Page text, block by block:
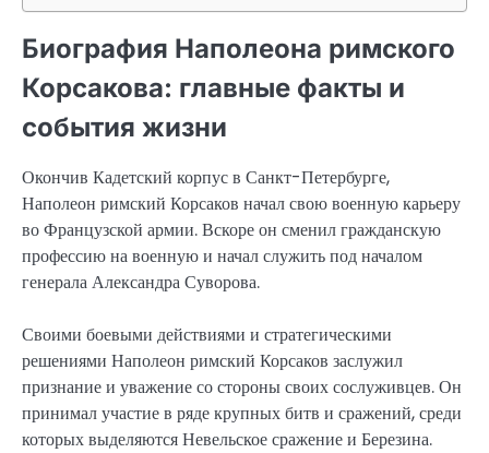
Биография Наполеона римского
Корсакова: главные факты и
события жизни
Окончив Кадетский корпус в Санкт-Петербурге,
Наполеон римский Корсаков начал свою военную карьеру
во Французской армии. Вскоре он сменил гражданскую
профессию на военную и начал служить под началом
генерала Александра Суворова.
Своими боевыми действиями и стратегическими
решениями Наполеон римский Корсаков заслужил
признание и уважение со стороны своих сослуживцев. Он
принимал участие в ряде крупных битв и сражений, среди
которых выделяются Невельское сражение и Березина.